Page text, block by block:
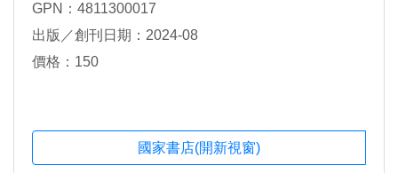
GPN：4811300017
出版／創刊日期：2024-08
價格：150
國家書店(開新視窗)